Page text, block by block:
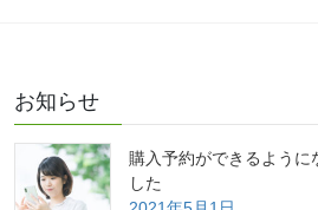
お知らせ
購入予約ができるように
した